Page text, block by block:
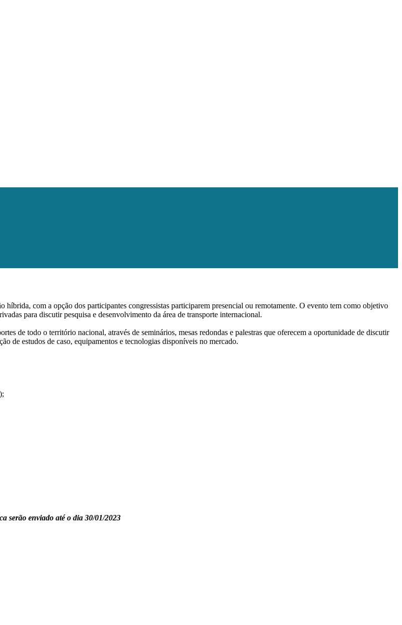
híbrida, com a opção dos participantes congressistas participarem presencial ou remotamente. O evento tem como objetivo
para discutir pesquisa e desenvolvimento da área de transporte internacional.
de todo o território nacional, através de seminários, mesas redondas e palestras que oferecem a oportunidade de discutir
de estudos de caso, equipamentos e tecnologias disponíveis no mercado.
serão enviado até o dia 30/01/2023